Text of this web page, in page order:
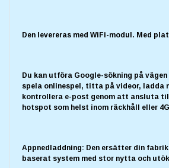
Den levereras med WiFi-modul. Med
Du kan utföra Google-sökning på
spela onlinespel, titta på videor, ladda
kontrollera e-post genom att ansluta
hotspot som helst inom räckhåll eller
Appnedladdning: Den ersätter din
baserat system med stor nytta och